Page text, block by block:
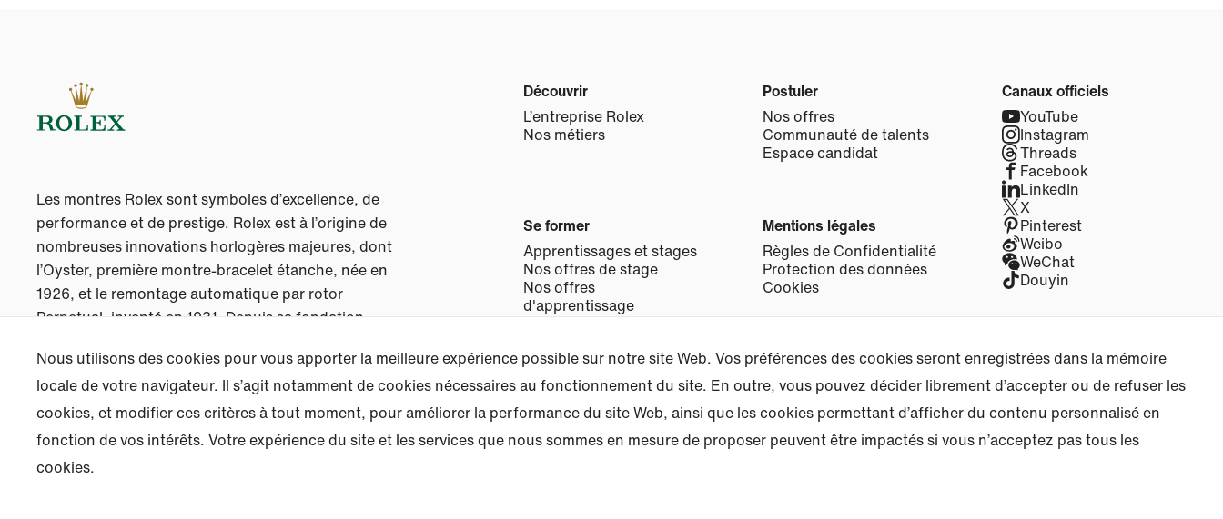
Nous utilisons des cookies pour vous apporter la meilleure expérience possible sur notre site Web. Vos préférences des cookies seront enregistrées dans la mémoire
locale de votre navigateur. Il s’agit notamment de cookies nécessaires au fonctionnement du site. En outre, vous pouvez décider librement d’accepter ou de refuser les
cookies, et modifier ces critères à tout moment, pour améliorer la performance du site Web, ainsi que les cookies permettant d’afficher du contenu personnalisé en
fonction de vos intérêts. Votre expérience du site et les services que nous sommes en mesure de proposer peuvent être impactés si vous n’acceptez pas tous les
cookies.
Les montres Rolex sont symboles d’excellence, de
performance et de prestige. Rolex est à l’origine de
nombreuses innovations horlogères majeures, dont
l’Oyster, première montre-bracelet étanche, née en
1926, et le remontage automatique par rotor
Perpetual, inventé en 1931. Depuis sa fondation,
Découvrir
L’entreprise Rolex
Nos métiers
Postuler
Nos offres
Communauté de talents
Espace candidat
Se former
Apprentissages et stages
Nos offres de stage
Nos offres
d'apprentissage
Mentions légales
Règles de Confidentialité
Protection des données
Cookies
Accessibilité
Lire notre déclaration
Canaux officiels
YouTube
Instagram
Threads
Facebook
LinkedIn
X
Pinterest
Weibo
WeChat
Douyin